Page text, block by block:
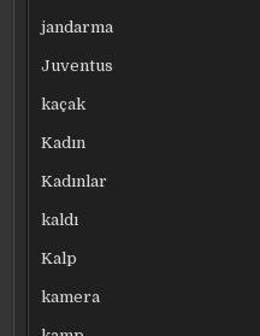
jandarma
Juventus
kaçak
Kadın
Kadınlar
kaldı
Kalp
kamera